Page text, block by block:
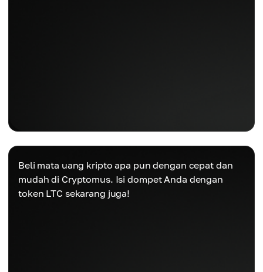
Beli mata uang kripto apa pun dengan cepat dan
mudah di Cryptomus. Isi dompet Anda dengan
token LTC sekarang juga!